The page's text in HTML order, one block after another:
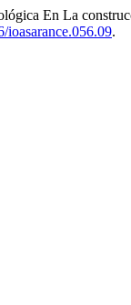
En La
ioasarance.056.09.